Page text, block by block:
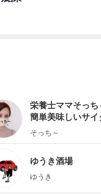
栄養士ママそっち
簡単美味しいサイ
献立
そっち～
ゆうき酒場
ゆうき